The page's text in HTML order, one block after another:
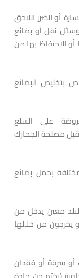
أو الضرر اللاحق
نقل أو بضائع
أو الاحتفاظ بها من
بتخليص البضائع
على السلع
مصلحة الجمارك
يحمل بضائع
معين يدخل من
يخرجون من خلالها
سرقة أو فقدان